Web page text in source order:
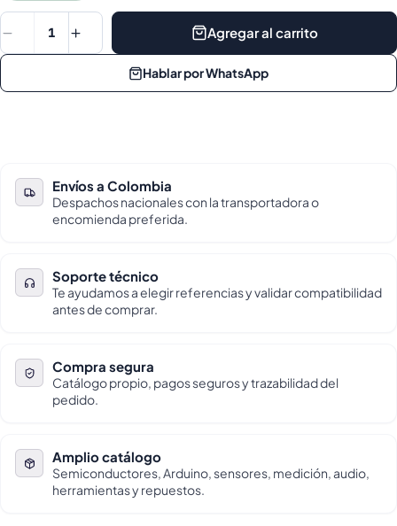
1 Agregar al carrito
Hablar por WhatsApp
Envíos a Colombia
Despachos nacionales con la transportadora o
encomienda preferida.
Soporte técnico
Te ayudamos a elegir referencias y validar compatibilidad
antes de comprar.
Compra segura
Catálogo propio, pagos seguros y trazabilidad del
pedido.
Amplio catálogo
Semiconductores, Arduino, sensores, medición, audio,
herramientas y repuestos.